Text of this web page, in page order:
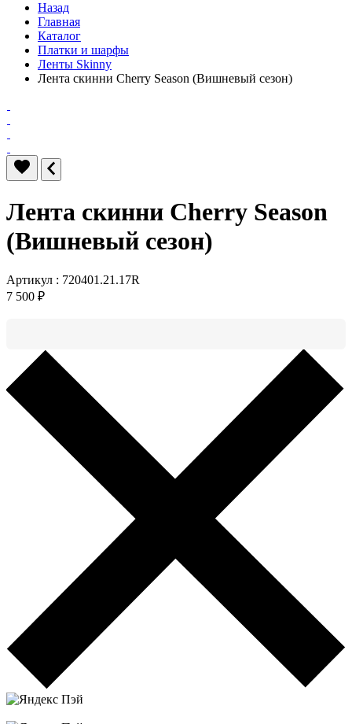
Назад
Главная
Каталог
Платки и шарфы
Ленты Skinny
Лента скинни Cherry Season (Вишневый сезон)
Лента скинни Cherry Season
(Вишневый сезон)
Артикул : 720401.21.17R
7 500 ₽